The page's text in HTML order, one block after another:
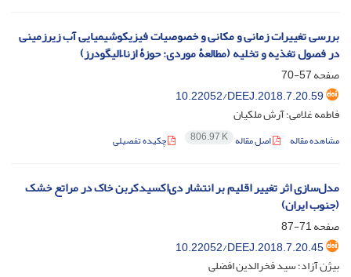
بررسی تغییرات زمانی و مکانی و خصوصیات فیزیکوشیمیایی آب زیرزمینی
در فصول تغذیه و تخلیه (مطالعۀ موردی: حوزۀ ازنا–الیگودرز)
صفحه57-70
10.22052/DEEJ.2018.7.20.59
فاطمه غلامی؛ آرش ملکیان
مشاهده مقاله اصل مقاله 806.97 K چکیده تفصیلی
مدل‌سازی اثر تغییر اقلیم بر انتشار دی‌اکسیدکربن خاک در مراتع خشک
(جنوب ایران)
صفحه71-87
10.22052/DEEJ.2018.7.20.45
بیژن آزاد؛ سید فخرالدین افضلی